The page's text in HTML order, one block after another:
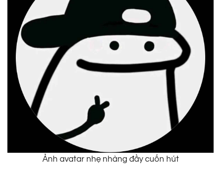
Ảnh avatar nhẹ nhàng đầy cuốn hút